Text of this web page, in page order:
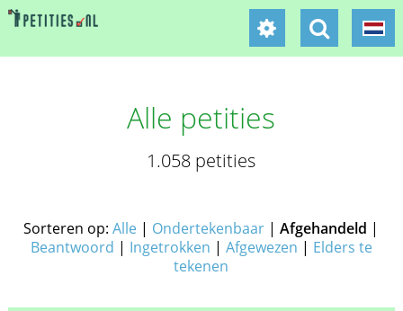
Alle petities
1.058 petities
Sorteren op:Alle | Ondertekenbaar |Afgehandeld |
Beantwoord | Ingetrokken | Afgewezen | Elders te
tekenen